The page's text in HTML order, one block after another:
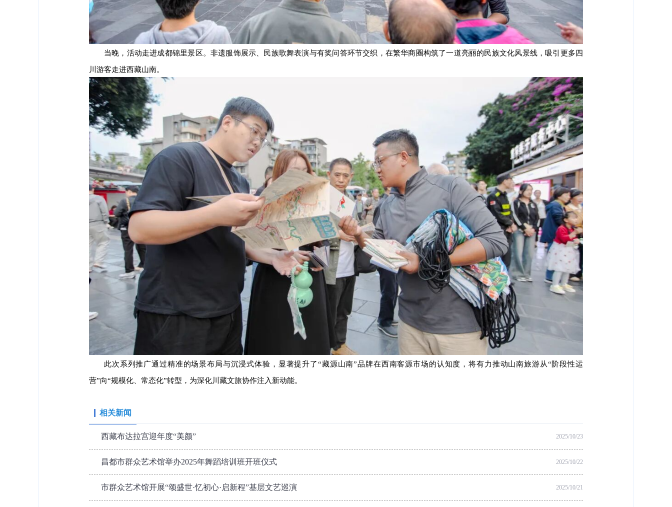
当晚，活动走进成都锦里景区。非遗服饰展示、民族歌舞表演与有奖问答环节交织，在繁华商圈构筑了一道亮丽的民族文化风景线，吸引更多四
川游客走进西藏山南。
此次系列推广通过精准的场景布局与沉浸式体验，显著提升了“藏源山南”品牌在西南客源市场的认知度 ，将有力推动山南旅游从“阶段性运
营”向“规模化、常态化”转型，为深化川藏文旅协作注入新动能。
相关新闻
西藏布达拉宫迎年度“美颜” 2025/10/23
昌都市群众艺术馆举办2025年舞蹈培训班开班仪式 2025/10/22
市群众艺术馆开展“颂盛世·忆初心·启新程”基层文艺巡演 2025/10/21